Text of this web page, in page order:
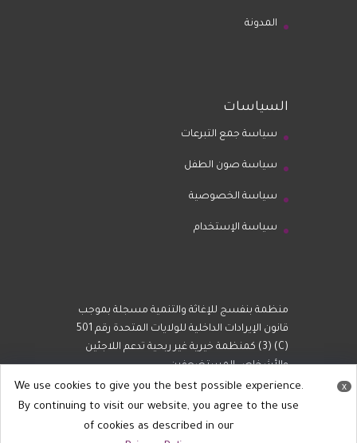
المدونة
السياسات
سياسة جمع التبرعات
سياسة صون الطفل
سياسة الخصوصية
سياسة الإستخدام
منظمة بنفسج للإغاثة والتنمية مسجلة بموجب
قانون الإيرادات الداخلية للولايات المتحدة رقم 501
(C) (3) كمنظمة خيرية غير ربحية تدعم اللاجئين
والأشخاص المستضعفين.
x
We use cookies to give you the best possible experience.
By continuing to visit our website, you agree to the use
of cookies as described in our